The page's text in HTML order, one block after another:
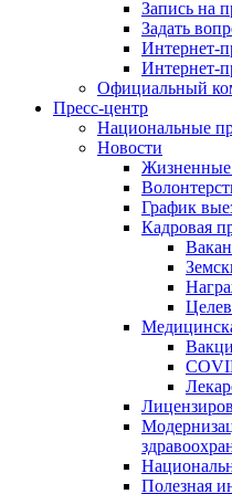
Запись на
Задать
Интернет-
Интернет-
Официальный
Пресс-центр
Национальные
Новости
Жизненные
График
Кадровая
Полезная